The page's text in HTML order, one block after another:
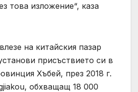
това изложение“, каза
на китайския пазар
присъствието си в
Хъбей, през 2018 г.
обхващащ 18 000